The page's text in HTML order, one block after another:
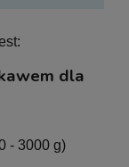
dla
- 3000 g)